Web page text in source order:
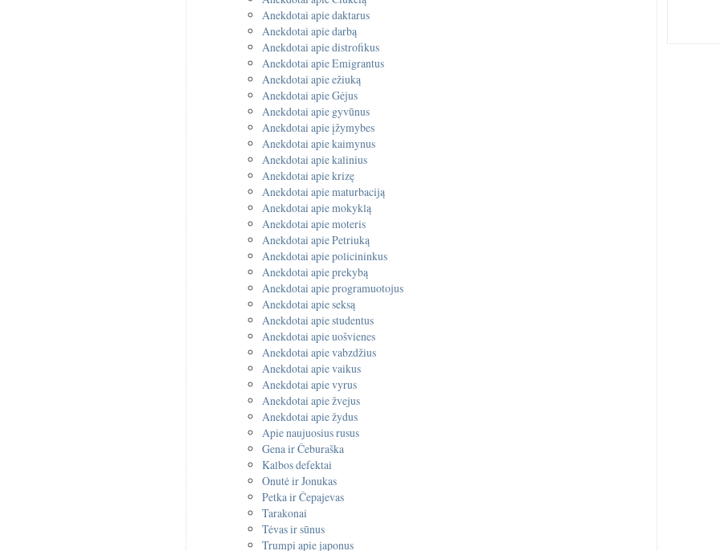
Anekdotai apie daktarus
Anekdotai apie darbą
Anekdotai apie distrofikus
Anekdotai apie Emigrantus
Anekdotai apie ežiuką
Anekdotai apie Gėjus
Anekdotai apie gyvūnus
Anekdotai apie įžymybes
Anekdotai apie kaimynus
Anekdotai apie kalinius
Anekdotai apie krizę
Anekdotai apie maturbaciją
Anekdotai apie mokyklą
Anekdotai apie moteris
Anekdotai apie Petriuką
Anekdotai apie policininkus
Anekdotai apie prekybą
Anekdotai apie programuotojus
Anekdotai apie seksą
Anekdotai apie studentus
Anekdotai apie uošvienes
Anekdotai apie vabzdžius
Anekdotai apie vaikus
Anekdotai apie vyrus
Anekdotai apie žvejus
Anekdotai apie žydus
Apie naujuosius rusus
Gena ir Čeburaška
Kalbos defektai
Onutė ir Jonukas
Petka ir Čepajevas
Tarakonai
Tėvas ir sūnus
Trumpi apie japonus